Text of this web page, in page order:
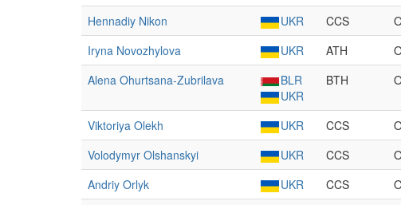
Hennadiy Nikon
UKR CCS
Iryna Novozhylova
UKR ATH
Alena Ohurtsana-Zubrilava
BLR
UKR
BTH
Viktoriya Olekh UKR CCS
Volodymyr Olshanskyi
UKR CCS
Andriy Orlyk
UKR CCS